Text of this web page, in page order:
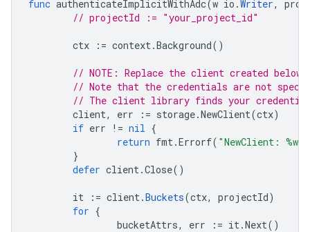
func authenticateImplicitWithAdc(w io .Writer,
// projectId := "your_project_id"
ctx := context.Background()
// NOTE: Replace the client created
// Note that the credentials are not
// The client library finds your
client, err := storage.NewClient(ctx)
if err != nil {
return fmt.Errorf( "NewClient: %w"
}
defer client.Close()
it := client.Buckets(ctx, projectId)
for {
bucketAttrs, err := it.Next()